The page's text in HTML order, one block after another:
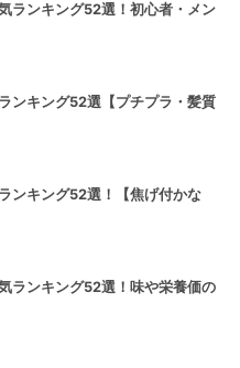
ランキング52選！初心者・メン
ンキング52選【プチプラ・髪質
ンキング52選！【焦げ付かな
ランキング52選！味や栄養価の